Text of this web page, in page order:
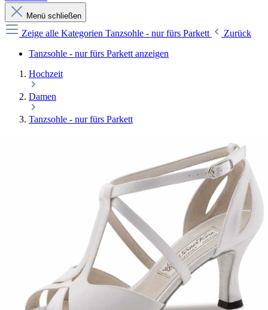
Menü schließen
Zeige alle Kategorien Tanzsohle - nur fürs Parkett
Zurück
Tanzsohle - nur fürs Parkett anzeigen
Hochzeit
Damen
Tanzsohle - nur fürs Parkett